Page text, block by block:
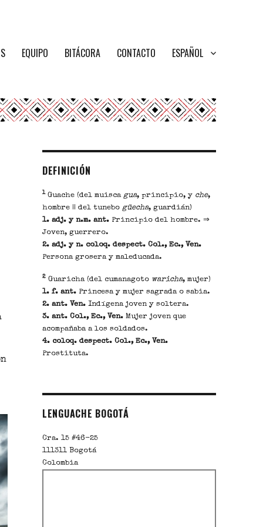
EQUIPO BITÁCORA CONTACTO ESPAÑOL
DEFINICIÓN
1Guache (del muisca gua, principio, y che,
hombre || del tunebo güecha, guardián)
1. adj. y n.m. ant.Principio del hombre. ⇒
Joven, guerrero.
2. adj. y n. coloq. despect. Col., Ec., Ven.
Persona grosera y maleducada.
2Guaricha (del cumanagoto waricha, mujer)
1. f. ant.Princesa y mujer sagrada o sabia.
2. ant. Ven.Indígena joven y soltera.
3. ant. Col., Ec., Ven.Mujer joven que
acompañaba a los soldados.
4. coloq. despect. Col., Ec., Ven.
Prostituta.
LENGUACHE BOGOTÁ
Cra. 15 #46-25
111311Bogotá
Colombia